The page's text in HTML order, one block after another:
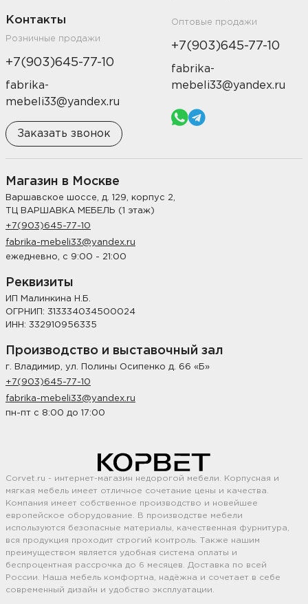
Контакты
Розничные продажи
+7(903)645-77-10
fabrika-
mebeli33@yandex.ru
Заказать звонок
Оптовые продажи
+7(903)645-77-10
fabrika-
mebeli33@yandex.ru
Магазин в Москве
Варшавское шоссе, д. 129, корпус 2,
ТЦ ВАРШАВКА МЕБЕЛЬ (1 этаж)
+7(903)645-77-10
fabrika-mebeli33@yandex.ru
ежедневно, с 9:00 - 21:00
Реквизиты
ИП Малинкина Н.Б.
ОГРНИП: 313334034500024
ИНН: 332910956335
Производство и выставочный зал
г. Владимир, ул. Полины Осипенко д. 66 «Б»
+7(903)645-77-10
fabrika-mebeli33@yandex.ru
пн-пт с 8:00 до 17:00
Corvet.ru - интернет-магазин недорогой мебели. Корпусная и
мягкая мебель имеет отличное сочетание цены и качества.
Компания имеет собственное производство и новейшее
европейское оборудование. В производстве мебели
используются безопасные материалы, качественная фурнитура,
вся продукция проходит строгий контроль. Также нашим
преимуществом является удобная система оплаты и
беспроцентная рассрочка до 6 месяцев. Доставка по всей
России. Наша мебель комфортна, надёжна и сочетает в себе
современный дизайн и удобство эксплуатации.